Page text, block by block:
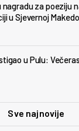
nagradu za poeziju
u Sjevernoj
u Pulu:
Sve najnovije